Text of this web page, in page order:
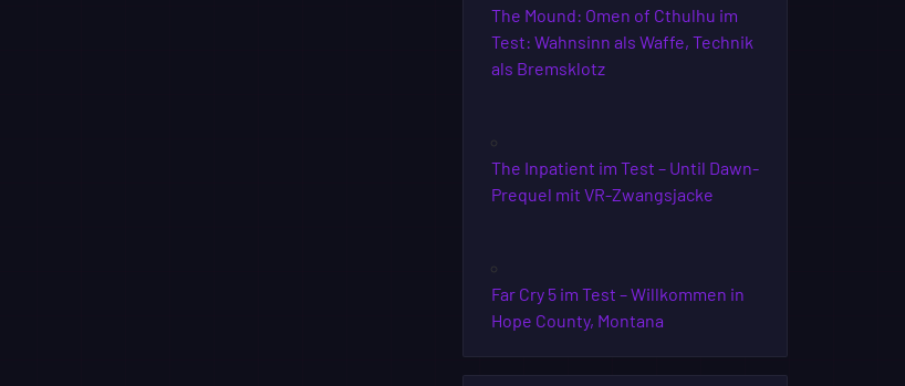
The Mound: Omen of Cthulhu im
Test: Wahnsinn als Waffe, Technik
als Bremsklotz
The Inpatient im Test – Until Dawn-
Prequel mit VR-Zwangsjacke
Far Cry 5 im Test – Willkommen in
Hope County, Montana